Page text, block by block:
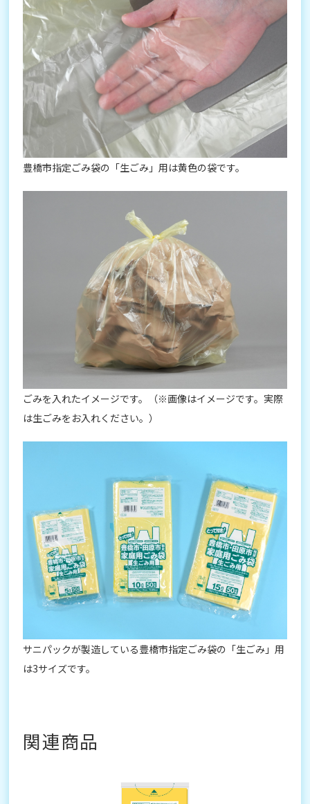
豊橋市指定ごみ袋の「生ごみ」用は黄色の袋です。
ごみを入れたイメージです。（※画像はイメージです。実際
は生ごみをお入れください。）
サニパックが製造している豊橋市指定ごみ袋の「生ごみ」用
は3サイズです。
関連商品